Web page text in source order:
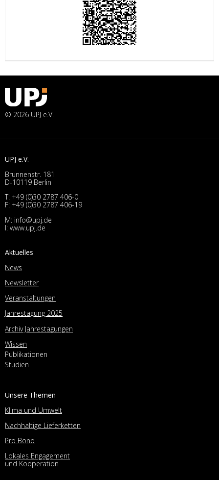
© 2026 UPJ e.V.
UPJ e.V.
Brunnenstr. 181
D-10119 Berlin
T: +49 (0)30 2787 406-0
F: +49 (0)30 2787 406-19
M: info@upj.de
I: www.upj.de
Aktuelles
News
Newsletter
Veranstaltungen
Jahrestagung 2025
Archiv Jahrestagungen
Wissen
Publikationen
Studien
Unsere Themen
Klima und Umwelt
Nachhaltige Lieferketten
Pro Bono
Lokales Engagement
und Kooperation